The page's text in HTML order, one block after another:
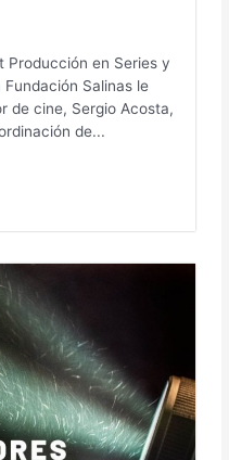
Producción en Series y
Salinas le
de cine, Sergio Acosta,
de...